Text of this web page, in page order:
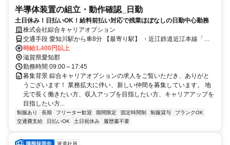
半導体装置の組立・動作確認_日勤
土日休み！日払いOK！給料前払い対応で残業ほぼなしの日勤中心勤務
株式会社綜合キャリアオプション
交通手段 愛知川駅から車8分 【最寄り駅】 ・近江鉄道近江本線「愛
知川駅」
時給1,400円以上
滋賀県愛知郡
勤務時間 09:00～17:45
募集背景 綜合キャリアオプションの求人をご覧いただき、ありがと
うございます！ 業務拡大に伴い、新しい仲間を募集しています。 地
元で長く働きたい方、収入アップを目指したい方、キャリアアップを
目指したい方...
制服あり 長期 フリーター歓迎 期間限定 固定時間制 制服貸与
ブランクOK
交通費支給
日払いOK 土日祝休み 履歴書不要
派遣社員